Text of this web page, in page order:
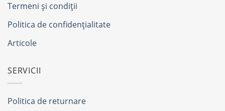
Termeni și condiții
Politica de confidențialitate
Articole
SERVICII
Politica de returnare